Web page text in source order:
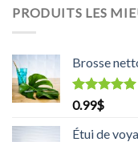
PRODUITS LES
Brosse
Rated
out of 5
0.99$
Étui de